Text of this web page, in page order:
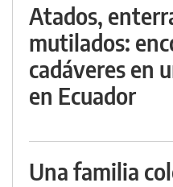
Atados,
mutilados:
cadáveres en
en Ecuador
Una familia